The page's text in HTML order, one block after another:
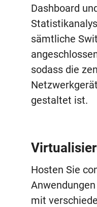
Dashboard
sämtliche
sodass die
gestaltet ist.
Hosten Sie
mit